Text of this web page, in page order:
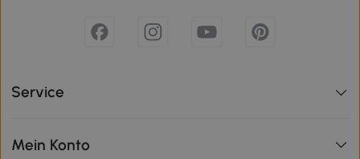
Service
Mein Konto